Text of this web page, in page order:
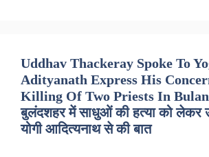
Uddhav Thackeray Spoke To
Adityanath Express His
Killing Of Two Priests In
बुलंदशहर में साधुओं की हत्या को लेकर
योगी आदित्यनाथ से की बात